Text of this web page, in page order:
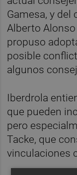
Gamesa, y del
Alberto
propuso
posible
algunos
Iberdrola
que pueden
pero
Tacke, que
vinculaciones